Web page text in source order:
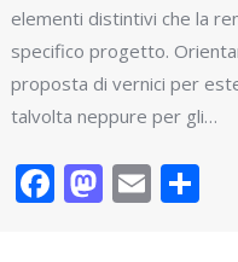
elementi distintivi che la
specifico progetto.
proposta di vernici per
talvolta neppure per gli…
Facebook
Email